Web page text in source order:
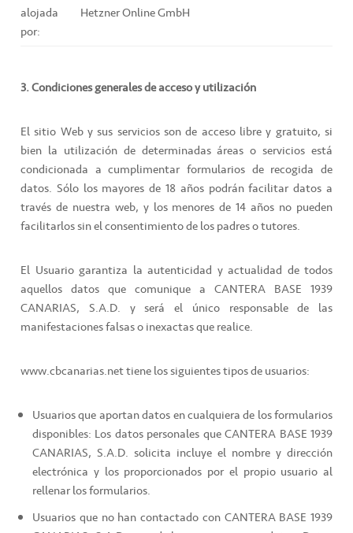
alojada
por:
Hetzner Online GmbH
3. Condiciones generales de acceso y utilización
El sitio Web y sus servicios son de acceso libre y gratuito, si
bien la utilización de determinadas áreas o servicios está
condicionada a cumplimentar formularios de recogida de
datos. Sólo los mayores de 18 años podrán facilitar datos a
través de nuestra web, y los menores de 14 años no pueden
facilitarlos sin el consentimiento de los padres o tutores.
El Usuario garantiza la autenticidad y actualidad de todos
aquellos datos que comunique a CANTERA BASE 1939
CANARIAS, S.A.D. y será el único responsable de las
manifestaciones falsas o inexactas que realice.
www.cbcanarias.net tiene los siguientes tipos de usuarios:
Usuarios que aportan datos en cualquiera de los formularios
disponibles: Los datos personales que CANTERA BASE 1939
CANARIAS, S.A.D. solicita incluye el nombre y dirección
electrónica y los proporcionados por el propio usuario al
rellenar los formularios.
Usuarios que no han contactado con CANTERA BASE 1939